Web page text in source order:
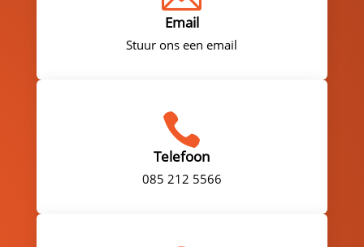
Email
Stuur ons een email

Telefoon
085 212 5566